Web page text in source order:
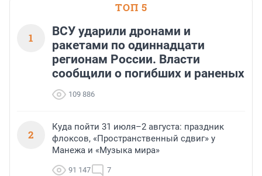
ТОП 5
1
ВСУ ударили дронами и
ракетами по одиннадцати
регионам России. Власти
сообщили о погибших и раненых
109 886
2
Куда пойти 31 июля–2 августа: праздник
флоксов, «Пространственный сдвиг» у
Манежа и «Музыка мира»
91 147 7